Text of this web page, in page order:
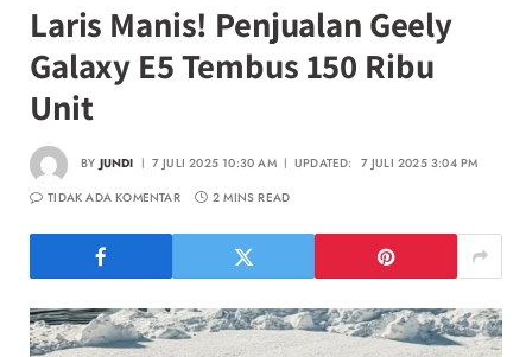
Laris Manis! Penjualan Geely
Galaxy E5 Tembus 150 Ribu
Unit
BY JUNDI 7 JULI 2025 10:30 AM UPDATED: 7 JULI 2025 3:04 PM
TIDAK ADA KOMENTAR
2 MINS READ